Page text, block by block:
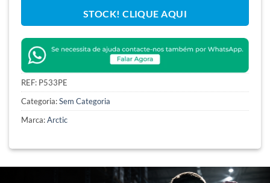
STOCK! CLIQUE AQUI
REF: P533PE
Categoria:Sem Categoria
Marca:Arctic